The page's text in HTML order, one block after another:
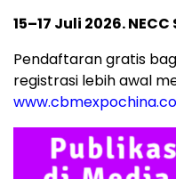
15–17 Juli 2026.
Pendaftaran gratis
registrasi lebih awal